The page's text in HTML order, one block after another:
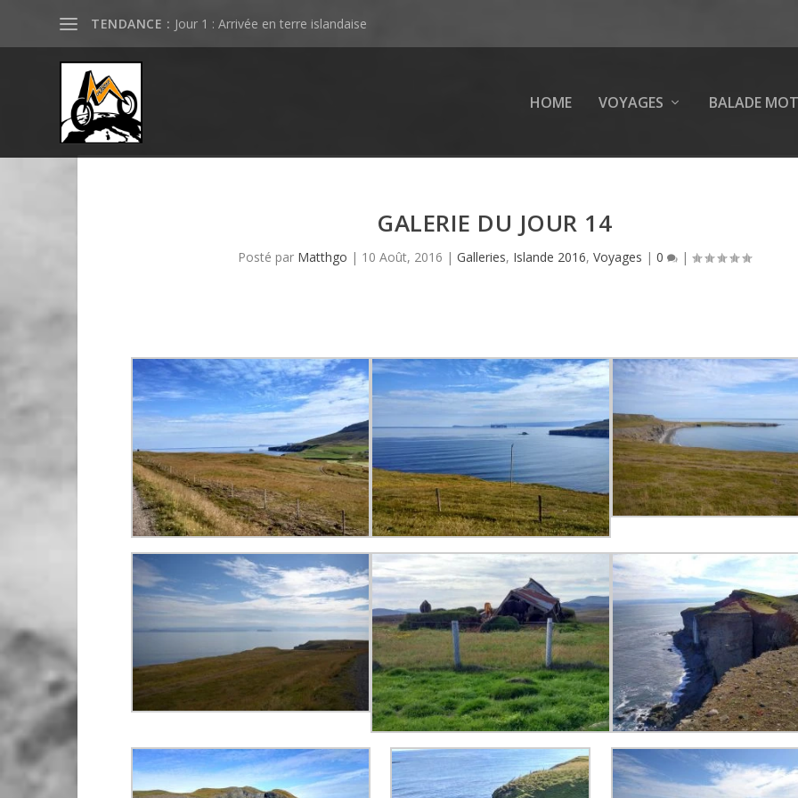
TENDANCE : Jour 1 : Arrivée en terre islandaise
HOME VOYAGES BALADE
GALERIE DU JOUR 14
Posté par Matthgo | 10 Août, 2016 |Galleries, Islande 2016,Voyages |0 |